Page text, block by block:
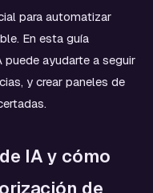
para automatizar
En esta guía
ayudarte a seguir
y crear paneles de
IA y cómo
de